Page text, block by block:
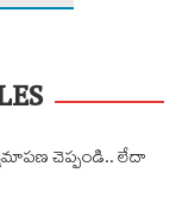
చెప్పండి.. లేదా